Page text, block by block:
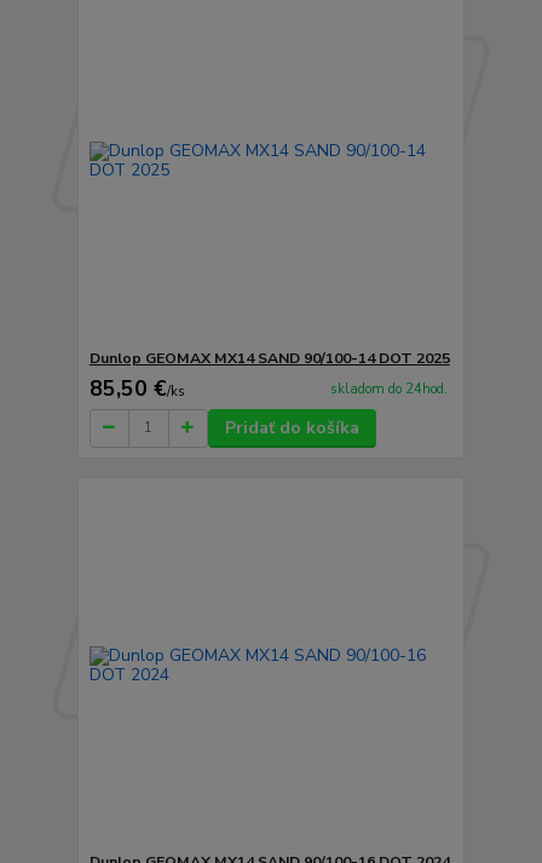
Dunlop GEOMAX MX14 SAND 90/100-14 DOT 2025
85,50 €/ks skladom do 24hod.
Pridať do košíka